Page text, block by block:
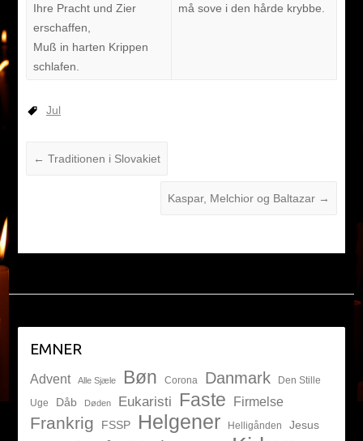
Ihre Pracht und Zier
erschaffen,
Muß in harten Krippen
schlafen.
må sove i den hårde krybbe.
Jul
← Traditionen i Slovakiet
Kaspar, Melchior og Baltazar →
EMNER
Advent Alle Sjæle Bøn Corona Danmark
Den Stille
Uge
Dåb Døden Eukaristi Faste Firmelse
Frankrig FSSP Helgener Helligånden
Jesus